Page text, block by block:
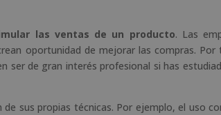
las ventas de un producto. Las
oportunidad de mejorar las compras. Por
ser de gran interés profesional si has
sus propias técnicas. Por ejemplo, el uso